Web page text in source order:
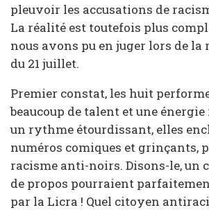
pleuvoir les accusations de
La réalité est toutefois plus
nous avons pu en juger lors de
du 21 juillet.
Premier constat, les huit
beaucoup de talent et une
un rythme étourdissant, elles
numéros comiques et grinçants,
racisme anti-noirs. Disons-le, un
de propos pourraient
par la Licra ! Quel citoyen